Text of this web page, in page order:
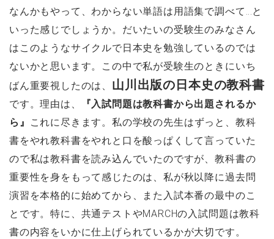
なんかもやって、わからない単語は用語集で調べて…と
いった感じでしょうか。だいたいの受験生のみなさん
はこのようなサイクルで日本史を勉強しているのでは
ないかと思います。この中で私が受験生のときにいち
ばん重要視したのは、 山川出版の日本史の教科書
です。理由は、
『入試問題は教科書から出題されるか
ら』
これに尽きます。私の学校の先生はずっと、教科
書をやれ教科書をやれと口を酸っぱくして言っていた
ので私は教科書を読み込んでいたのですが、教科書の
重要性を身をもって感じたのは、私が秋以降に過去問
演習を本格的に始めてから、また入試本番の最中のこ
とです。特に、共通テストやMARCHの入試問題は教科
書の内容をいかに仕上げられているかが大切です。